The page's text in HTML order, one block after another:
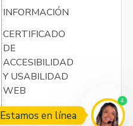
INFORMACIÓN
CERTIFICADO
DE
ACCESIBILIDAD
Y USABILIDAD
WEB
Estamos en línea
4